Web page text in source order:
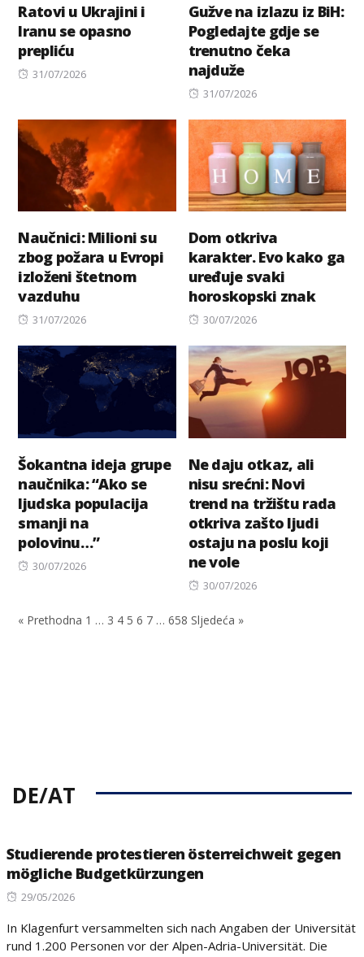
Ratovi u Ukrajini i
Iranu se opasno
prepliću
Posted
31/07/2026
Gužve na izlazu iz BiH:
Pogledajte gdje se
trenutno čeka
najduže
Posted
31/07/2026
Naučnici: Milioni su
zbog požara u Evropi
izloženi štetnom
vazduhu
Posted
31/07/2026
Dom otkriva
karakter. Evo kako ga
uređuje svaki
horoskopski znak
Posted
30/07/2026
Šokantna ideja grupe
naučnika: “Ako se
ljudska populacija
smanji na
polovinu…”
Posted
30/07/2026
Ne daju otkaz, ali
nisu srećni: Novi
trend na tržištu rada
otkriva zašto ljudi
ostaju na poslu koji
ne vole
Posted
30/07/2026
« Prethodna 1 … 3 4 5 6 7 … 658 Sljedeća »
DE/AT
Studierende protestieren österreichweit gegen
mögliche Budgetkürzungen
Posted
29/05/2026
In Klagenfurt versammelten sich nach Angaben der Universität
rund 1.200 Personen vor der Alpen-Adria-Universität. Die